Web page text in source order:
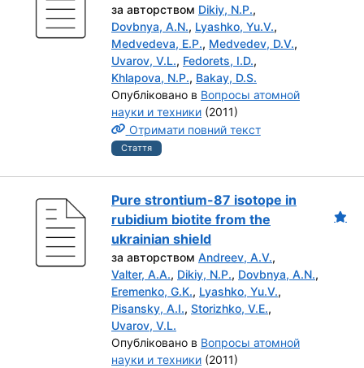
за авторством Dikiy, N.P.,
Dovbnya, A.N., Lyashko, Yu.V.,
Medvedeva, E.P., Medvedev, D.V.,
Uvarov, V.L., Fedorets, I.D.,
Khlapova, N.P., Bakay, D.S.
Опубліковано в Вопросы атомной
науки и техники (2011)
Отримати повний текст
Стаття
Pure strontium-87 isotope in
rubidium biotite from the
ukrainian shield
за авторством Andreev, A.V.,
Valter, A.A., Dikiy, N.P., Dovbnya, A.N.,
Eremenko, G.K., Lyashko, Yu.V.,
Pisansky, A.I., Storizhko, V.E.,
Uvarov, V.L.
Опубліковано в Вопросы атомной
науки и техники (2011)